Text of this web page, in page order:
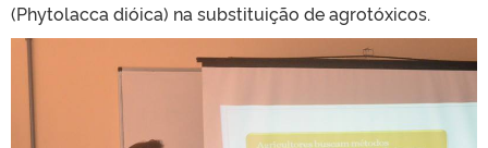
(Phytolacca dióica) na substituição de agrotóxicos.